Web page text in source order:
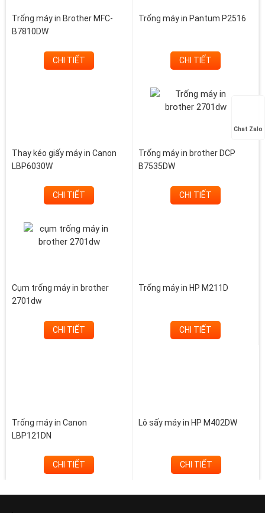
Trống máy in Brother MFC-
B7810DW
CHI TIẾT
Trống máy in Pantum P2516
CHI TIẾT
Thay kéo giấy máy in Canon
LBP6030W
CHI TIẾT
Trống máy in brother DCP
B7535DW
CHI TIẾT
Cụm trống máy in brother
2701dw
CHI TIẾT
Trống máy in HP M211D
CHI TIẾT
Trống máy in Canon
LBP121DN
CHI TIẾT
Lô sấy máy in HP M402DW
CHI TIẾT
Chat Zalo